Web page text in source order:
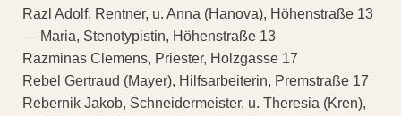
Razl Adolf, Rentner, u. Anna (Hanova), Höhenstraße 13
— Maria, Stenotypistin, Höhenstraße 13
Razminas Clemens, Priester, Holzgasse 17
Rebel Gertraud (Mayer), Hilfsarbeiterin, Premstraße 17
Rebernik Jakob, Schneidermeister, u. Theresia (Kren),